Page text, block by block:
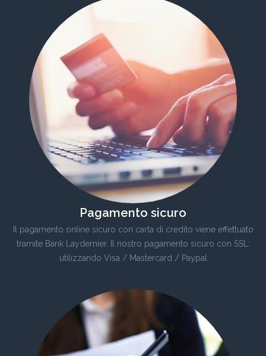
Pagamento sicuro
Il pagamento online sicuro con carta di credito viene effettuato
tramite Bank Laydernier. Il nostro pagamento sicuro con SSL:
utilizzando Visa / Mastercard / Paypal